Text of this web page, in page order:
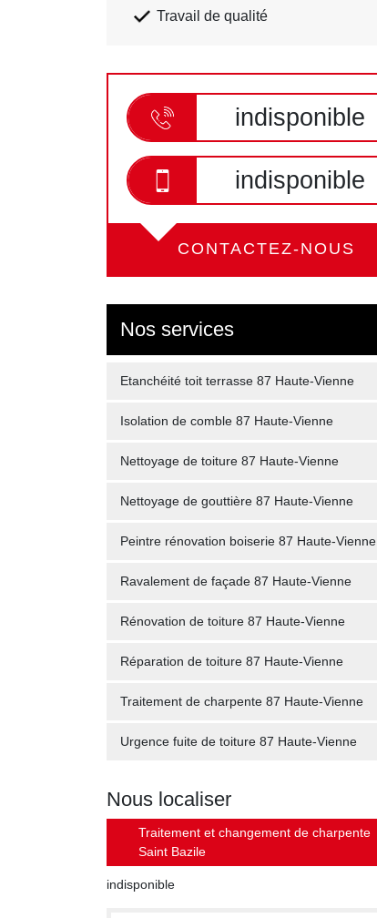
Travail de qualité
indisponible
indisponible
CONTACTEZ-NOUS
Nos services
Etanchéité toit terrasse 87 Haute-Vienne
Isolation de comble 87 Haute-Vienne
Nettoyage de toiture 87 Haute-Vienne
Nettoyage de gouttière 87 Haute-Vienne
Peintre rénovation boiserie 87 Haute-Vienne
Ravalement de façade 87 Haute-Vienne
Rénovation de toiture 87 Haute-Vienne
Réparation de toiture 87 Haute-Vienne
Traitement de charpente 87 Haute-Vienne
Urgence fuite de toiture 87 Haute-Vienne
Nous localiser
Traitement et changement de charpente
Saint Bazile
indisponible